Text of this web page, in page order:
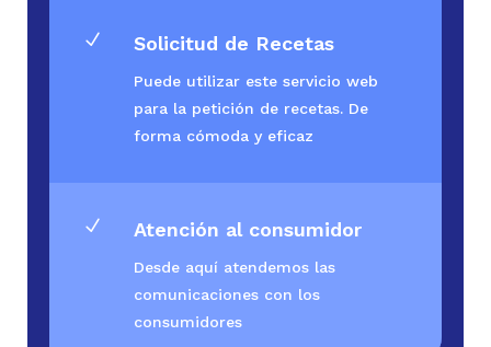
N Solicitud de Recetas
Puede utilizar este servicio web
para la petición de recetas. De
forma cómoda y eficaz
N Atención al consumidor
Desde aquí atendemos las
comunicaciones con los
consumidores